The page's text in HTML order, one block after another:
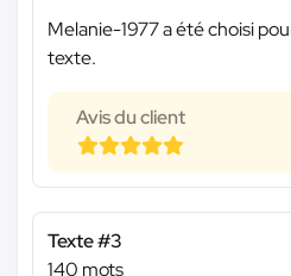
Melanie-1977 a été choisi
texte.
Avis du client
Texte #3
140 mots